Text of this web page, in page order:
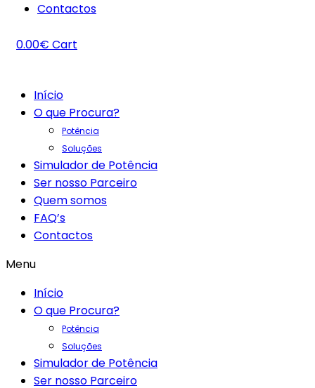
Contactos
0.00€ Cart
Início
O que Procura?
Potência
Soluções
Simulador de Potência
Ser nosso Parceiro
Quem somos
FAQ’s
Contactos
Menu
Início
O que Procura?
Potência
Soluções
Simulador de Potência
Ser nosso Parceiro